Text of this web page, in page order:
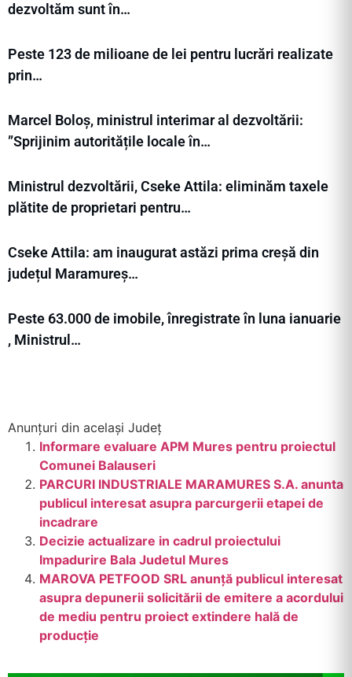
dezvoltăm sunt în…
Peste 123 de milioane de lei pentru lucrări realizate
prin…
Marcel Boloș, ministrul interimar al dezvoltării:
”Sprijinim autoritățile locale în…
Ministrul dezvoltării, Cseke Attila: eliminăm taxele
plătite de proprietari pentru…
Cseke Attila: am inaugurat astăzi prima creșă din
județul Maramureș…
Peste 63.000 de imobile, înregistrate în luna ianuarie
, Ministrul…
Anunțuri din același Județ
Informare evaluare APM Mures pentru proiectul
Comunei Balauseri
PARCURI INDUSTRIALE MARAMURES S.A. anunta
publicul interesat asupra parcurgerii etapei de
incadrare
Decizie actualizare in cadrul proiectului
Impadurire Bala Judetul Mures
MAROVA PETFOOD SRL anunță publicul interesat
asupra depunerii solicitării de emitere a acordului
de mediu pentru proiect extindere hală de
producție